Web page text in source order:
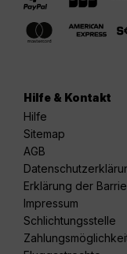
Hilfe & Kontakt
Hilfe
Sitemap
AGB
Erklärung der
Impressum
Schlichtungsstelle